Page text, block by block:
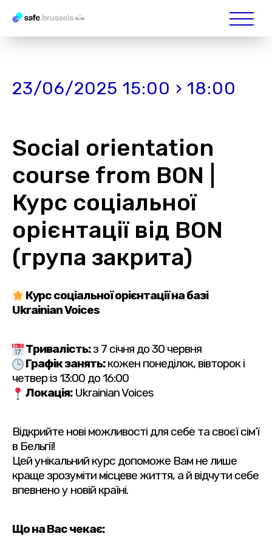
23/06/2025 15:00 › 18:00
Social orientation
course from BON |
Курс соціальної
орієнтації від BON
(група закрита)
Курс соціальної орієнтації на базі
Ukrainian Voices
Тривалість:з 7 січня до 30 червня
Графік занять:кожен понеділок, вівторок і
четвер із 13:00 до 16:00
Локація:Ukrainian Voices
Відкрийте нові можливості для себе та своєї сім’ї
в Бельгії!
Цей унікальний курс допоможе Вам не лише
краще зрозуміти місцеве життя, а й відчути себе
впевнено у новій країні.
Що на Вас чекає: